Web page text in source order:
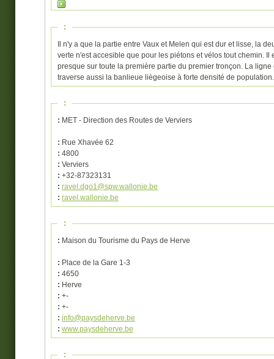
:
Il n'y a que la partie entre Vaux et Melen qui est dur et lisse, la
verte n'est accesible que pour les piétons et vélos tout chemin.
presque sur toute la première partie du premier tronçon. La
traverse aussi la banlieue liègeoise à forte densité de population.
:
: MET - Direction des Routes de Verviers
: Rue Xhavée 62
: 4800
: Verviers
: +32-87323131
: ravel.dgo1@spw.wallonie.be
: ravel.wallonie.be
:
: Maison du Tourisme du Pays de Herve
: Place de la Gare 1-3
: 4650
: Herve
: +-
: +-
: info@paysdeherve.be
: www.paysdeherve.be
: